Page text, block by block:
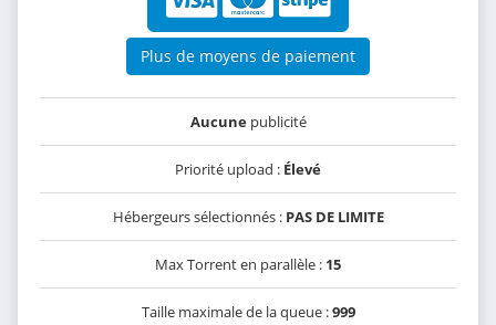
Plus de moyens de paiement
Aucunepublicité
Priorité upload : Élevé
Hébergeurs sélectionnés : PAS DE LIMITE
Max Torrent en parallèle : 15
Taille maximale de la queue :999